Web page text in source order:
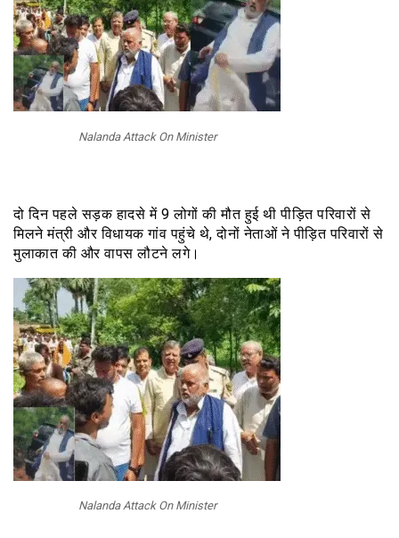
Nalanda Attack On Minister
दो दिन पहले सड़क हादसे में 9 लोगों की मौत हुई थी पीड़ित परिवारों से
मिलने मंत्री और विधायक गांव पहुंचे थे, दोनों नेताओं ने पीड़ित परिवारों से
मुलाकात की और वापस लौटने लगे।
Nalanda Attack On Minister